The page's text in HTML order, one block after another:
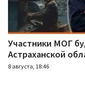
Участники МОГ
Астраханской
8 августа, 18:46